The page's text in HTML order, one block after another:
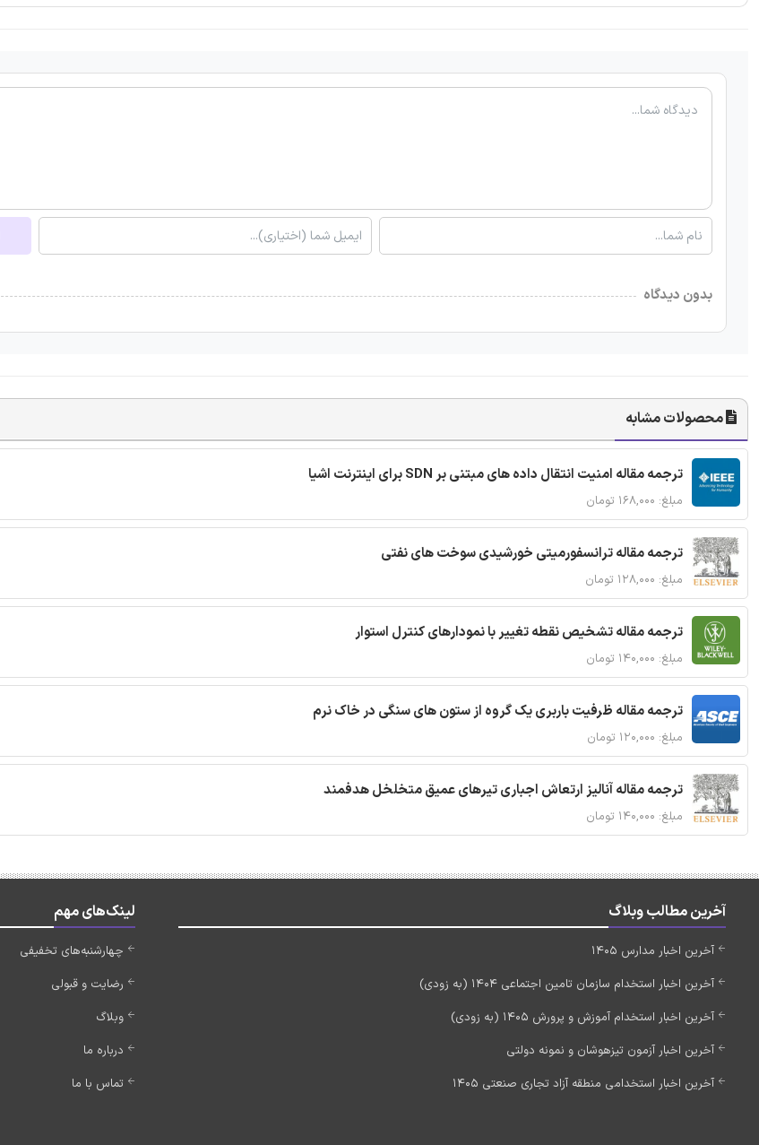
بدون دیدگاه
محصولات مشابه
ترجمه مقاله امنیت انتقال داده های مبتنی بر SDN برای اینترنت اشیا
مبلغ: ۱۶۸,۰۰۰ تومان
ترجمه مقاله ترانسفورمیتی خورشیدی سوخت های نفتی
مبلغ: ۱۲۸,۰۰۰ تومان
ترجمه مقاله تشخیص نقطه تغییر با نمودارهای کنترل استوار
مبلغ: ۱۴۰,۰۰۰ تومان
ترجمه مقاله ظرفیت باربری یک گروه از ستون های سنگی در خاک نرم
مبلغ: ۱۲۰,۰۰۰ تومان
ترجمه مقاله آنالیز ارتعاش اجباری تیرهای عمیق متخلخل هدفمند
مبلغ: ۱۴۰,۰۰۰ تومان
آخرین مطالب وبلاگ
آخرین اخبار مدارس 1405
آخرین اخبار استخدام سازمان تامین اجتماعی 1404 (به زودی)
آخرین اخبار استخدام آموزش و پرورش 1405 (به زودی)
آخرین اخبار آزمون تیزهوشان و نمونه دولتی
آخرین اخبار استخدامی منطقه آزاد تجاری صنعتی 1405
لینک‌های مهم
چهارشنبه‌های تخفیفی
رضایت و قبولی
وبلاگ
درباره ما
تماس با ما